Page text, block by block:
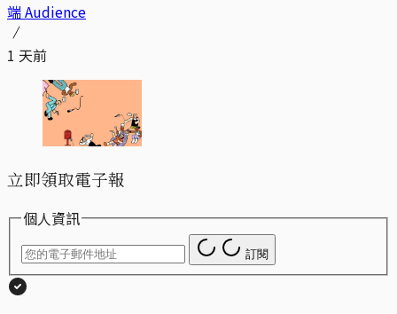
端 Audience
1 天前
立即領取電子報
個人資訊
訂閱